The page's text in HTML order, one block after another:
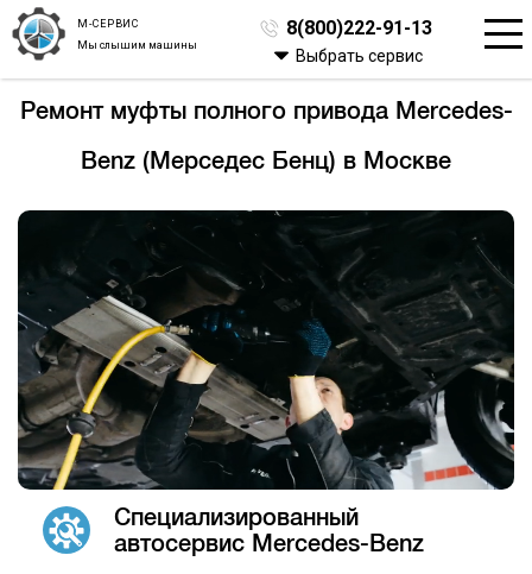
М-СЕРВИС
Мы слышим машины
8(800)222-91-13
Выбрать сервис
Ремонт муфты полного привода Mercedes-
Benz (Мерседес Бенц) в Москве
Специализированный
автосервис Mercedes-Benz